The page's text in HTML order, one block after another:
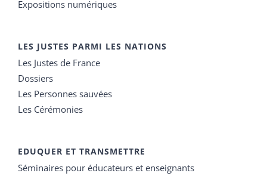
Expositions numériques
LES JUSTES PARMI LES NATIONS
Les Justes de France
Dossiers
Les Personnes sauvées
Les Cérémonies
EDUQUER ET TRANSMETTRE
Séminaires pour éducateurs et enseignants